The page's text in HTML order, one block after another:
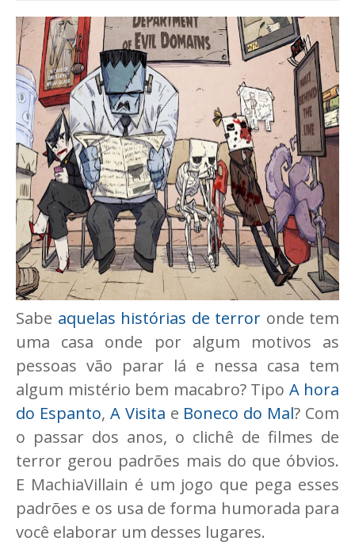
Sabe aquelas histórias de terror onde tem
uma casa onde por algum motivos as
pessoas vão parar lá e nessa casa tem
algum mistério bem macabro? Tipo A hora
do Espanto, A Visita e Boneco do Mal? Com
o passar dos anos, o clichê de filmes de
terror gerou padrões mais do que óbvios.
E MachiaVillain é um jogo que pega esses
padrões e os usa de forma humorada para
você elaborar um desses lugares.